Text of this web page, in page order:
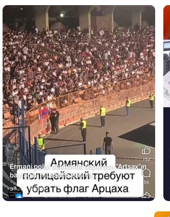
Erməni polisi stadionda separatçı “Artsax”ın
bayrağını müsadirə etdi və…
8 Avq • 08:39